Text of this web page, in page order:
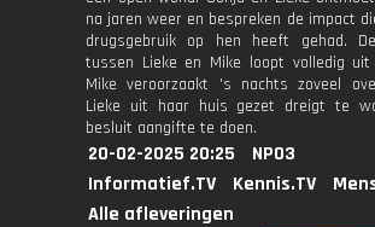
na jaren weer en bespreken de impact
drugsgebruik op hen heeft gehad.
tussen Lieke en Mike loopt volledig
Mike veroorzaakt 's nachts zoveel
Lieke uit haar huis gezet dreigt te
besluit aangifte te doen.
20-02-2025 20:25
NPO3
Informatief.TV
Kennis.TV
Alle afleveringen